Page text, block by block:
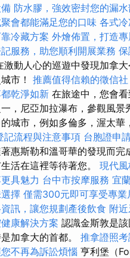
防水膠，強效密封您的漏
會都能滿足您的口味 各式
冷藏方案 外燴佈置，打造
服務，助您順利開展業務
激動人心的巡遊中發現加拿
市！ 推薦值得信賴的徵信社
乾淨如新 在旅途中，您會
，尼亞加拉瀑布，參觀風景
城市，例如多倫多，渥太華
記流程與注意事項 台胞證申
惠斯勒和溫哥華的發現而完
活在這裡等待著您。 現代風
具魅力 台中市按摩服務 宜
擇 僅需300元即可享受專業
訊，讓您規劃產後飲食 附
康解決方案 認識金斯敦是
加拿大的首都。 推拿證照
不再為訴訟煩惱 亨利堡（